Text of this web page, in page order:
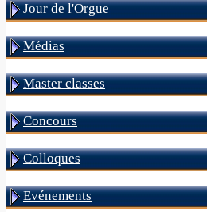
Jour de l'Orgue
Médias
Master classes
Concours
Colloques
Evénements